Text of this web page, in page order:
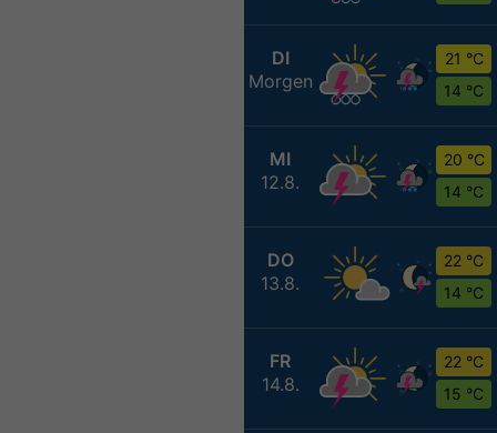
DI
Morgen
21 °C
14 °C
MI
12.8.
20 °C
14 °C
DO
13.8.
22 °C
14 °C
FR
14.8.
22 °C
15 °C